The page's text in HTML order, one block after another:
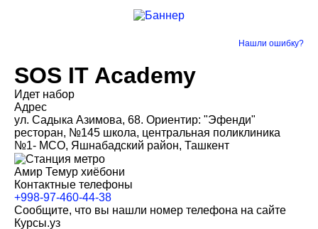
Нашли ошибку?
SOS IT Academy
Идет набор
Адрес
ул. Садыка Азимова, 68. Ориентир: "Эфенди"
ресторан, №145 школа, центральная поликлиника
№1- МСО, Яшнабадский район, Ташкент
Амир Темур хиёбони
Контактные телефоны
+998-97-460-44-38
Сообщите, что вы нашли номер телефона на сайте
Курсы.уз